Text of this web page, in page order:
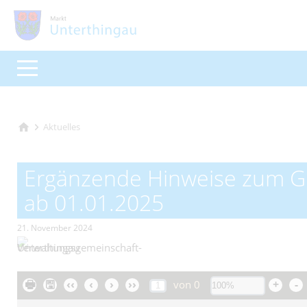
Aktuelles
Ergänzende Hinweise zum
ab 01.01.2025
21. November 2024
🖶 🖫 ‹‹ ‹ › ›› von 0 + -